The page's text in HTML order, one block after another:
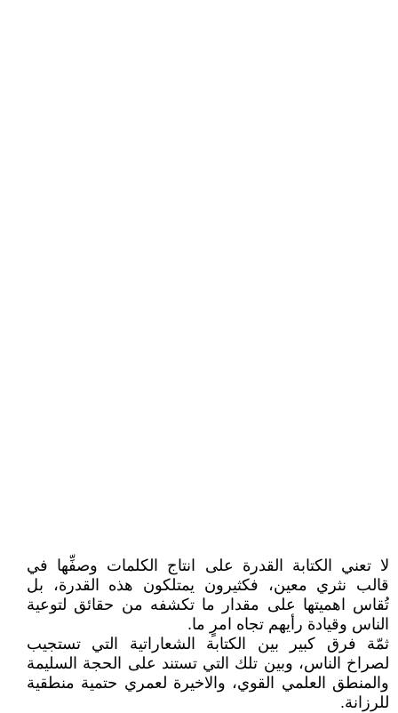
لا تعني الكتابة القدرة على انتاج الكلمات وصفِّها في
قالب نثري معين، فكثيرون يمتلكون هذه القدرة، بل
تُقاس اهميتها على مقدار ما تكشفه من حقائق لتوعية
الناس وقيادة رأيهم تجاه امرٍ ما.
ثمّة فرق كبير بين الكتابة الشعاراتية التي تستجيب
لصراخ الناس، وبين تلك التي تستند على الحجة السليمة
والمنطق العلمي القوي، والاخيرة لعمري حتمية منطقية
للرزانة.